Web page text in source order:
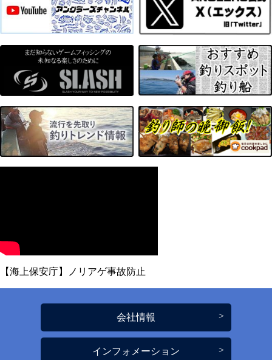
【海上保安庁】ノリアゲ事故防止
会社情報
インフォメーション